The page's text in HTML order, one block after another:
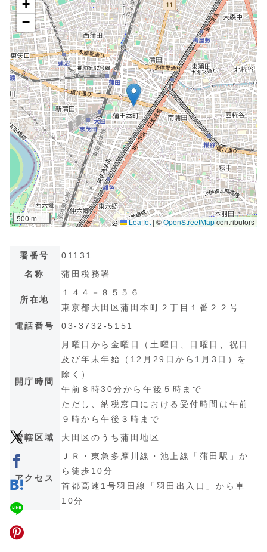
署番号
01131
名称
蒲田税務署
所在地
１４４－８５５６
東京都大田区蒲田本町２丁目１番２２号
電話番号
03-3732-5151
開庁時間
月曜日から金曜日（土曜日、日曜日、祝日
及び年末年始（12月29日から1月3日）を
除く）
午前８時30分から午後５時まで
ただし、納税窓口における受付時間は午前
９時から午後３時まで
管轄区域
大田区のうち蒲田地区
アクセス
ＪＲ・東急多摩川線・池上線「蒲田駅」か
ら徒歩10分
首都高速1号羽田線「羽田出入口」から車
10分